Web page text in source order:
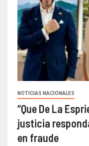
NOTICIAS NACIONALES
“Que De La
justicia
en fraude